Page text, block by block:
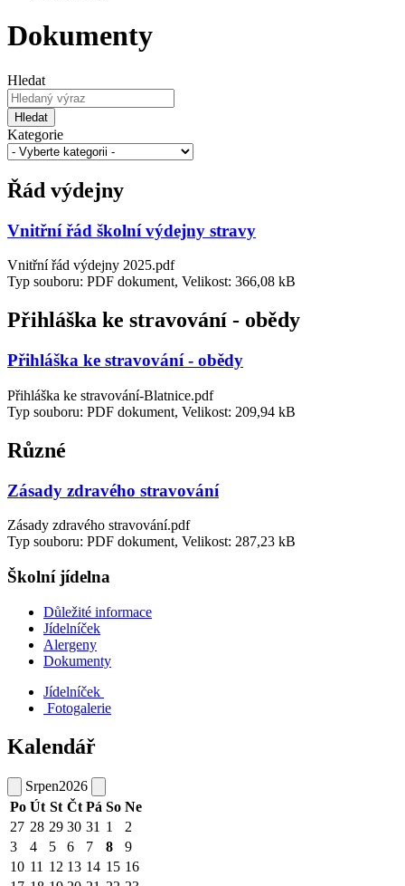
Dokumenty
Hledat
Hledat
Kategorie
Řád výdejny
Vnitřní řád školní výdejny stravy
Vnitřní řád výdejny 2025.pdf
Typ souboru: PDF dokument, Velikost: 366,08 kB
Přihláška ke stravování - obědy
Přihláška ke stravování - obědy
Přihláška ke stravování-Blatnice.pdf
Typ souboru: PDF dokument, Velikost: 209,94 kB
Různé
Zásady zdravého stravování
Zásady zdravého stravování.pdf
Typ souboru: PDF dokument, Velikost: 287,23 kB
Školní jídelna
Důležité informace
Jídelníček
Alergeny
Dokumenty
Jídelníček
Fotogalerie
Kalendář
Srpen2026
Po Út St Čt Pá So Ne
27 28 29 30 31 1
2
3
4 5 6 7 8
9
10 11 12 13 14 15 16